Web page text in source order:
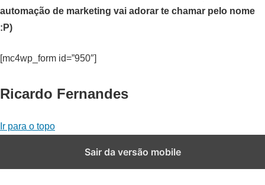
automação de marketing vai adorar te chamar pelo nome
:P)
[mc4wp_form id=”950″]
Ricardo Fernandes
Ir para o topo
Sair da versão mobile